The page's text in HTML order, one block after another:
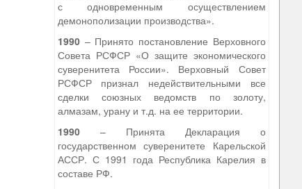
с одновременным осуществлением
демонополизации производства».
1990– Принято постановление Верховного
Совета РСФСР «О защите экономического
суверенитета России». Верховный Совет
РСФСР признал недействительными все
сделки союзных ведомств по золоту,
алмазам, урану и т.д. на ее территории.
1990– Принята Декларация о
государственном суверенитете Карельской
АССР. С 1991 года Республика Карелия в
составе РФ.